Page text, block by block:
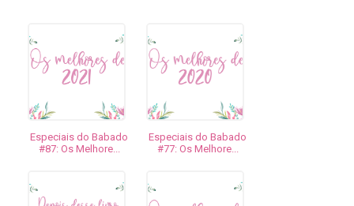
Especiais do Babado
#87: Os Melhore...
Especiais do Babado
#77: Os Melhore...